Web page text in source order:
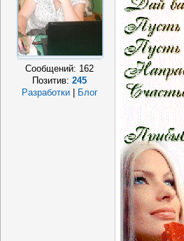
Сообщений: 162
Позитив:245
Разработки | Блог